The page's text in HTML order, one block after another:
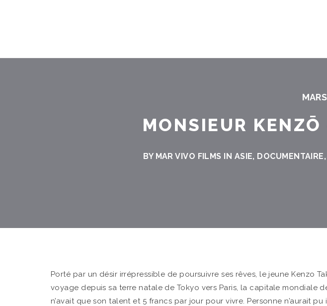
MONSIEUR
BY MAR VIVO FILMS IN ASIE, DOCUMENTAIRE,
Porté par un désir irrépressible de poursuivre ses rêves, le jeune Kenzo
voyage depuis sa terre natale de Tokyo vers Paris, la capitale mondiale
n’avait que son talent et 5 francs par jour pour vivre. Personne n’aurait